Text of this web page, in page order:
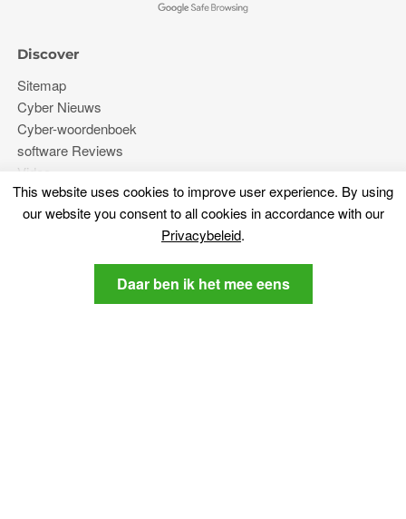
This website uses cookies to improve user experience. By using
our website you consent to all cookies in accordance with our
Privacybeleid.
Daar ben ik het mee eens
Discover
Sitemap
Cyber ​​Nieuws
Cyber-woordenboek
software Reviews
Video
Forums
Privacybeleid